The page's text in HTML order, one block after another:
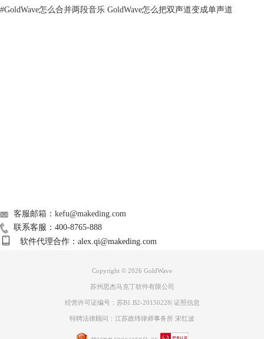
#GoldWave怎么合并两段音乐 GoldWave怎么把双声道变成单声道
客服邮箱：kefu@makeding.com
联系客服：400-8765-888
软件代理合作：alex.qi@makeding.com
Copyright © 2026 GoldWave
苏州思杰马克丁软件有限公司
经营许可证编号：苏B1.B2-20150228| 证照信息
特聘法律顾问：江苏政纬律师事务所 宋红波